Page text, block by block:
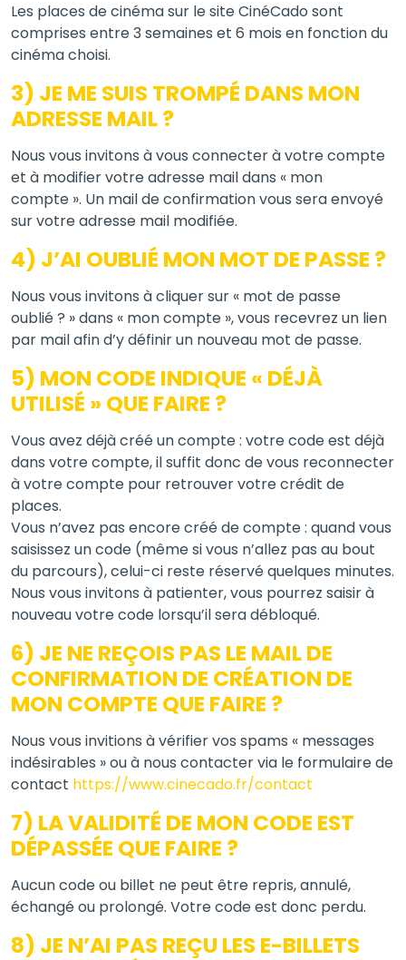
Les places de cinéma sur le site CinéCado sont
comprises entre 3 semaines et 6 mois en fonction du
cinéma choisi.
3) JE ME SUIS TROMPÉ DANS MON
ADRESSE MAIL ?
Nous vous invitons à vous connecter à votre compte
et à modifier votre adresse mail dans « mon
compte ». Un mail de confirmation vous sera envoyé
sur votre adresse mail modifiée.
4) J’AI OUBLIÉ MON MOT DE PASSE ?
Nous vous invitons à cliquer sur « mot de passe
oublié ? » dans « mon compte », vous recevrez un lien
par mail afin d’y définir un nouveau mot de passe.
5) MON CODE INDIQUE « DÉJÀ
UTILISÉ » QUE FAIRE ?
Vous avez déjà créé un compte : votre code est déjà
dans votre compte, il suffit donc de vous reconnecter
à votre compte pour retrouver votre crédit de
places.
Vous n’avez pas encore créé de compte : quand vous
saisissez un code (même si vous n’allez pas au bout
du parcours), celui-ci reste réservé quelques minutes.
Nous vous invitons à patienter, vous pourrez saisir à
nouveau votre code lorsqu’il sera débloqué.
6) JE NE REÇOIS PAS LE MAIL DE
CONFIRMATION DE CRÉATION DE
MON COMPTE QUE FAIRE ?
Nous vous invitions à vérifier vos spams « messages
indésirables » ou à nous contacter via le formulaire de
contact https://www.cinecado.fr/contact
7) LA VALIDITÉ DE MON CODE EST
DÉPASSÉE QUE FAIRE ?
Aucun code ou billet ne peut être repris, annulé,
échangé ou prolongé. Votre code est donc perdu.
8) JE N’AI PAS REÇU LES E-BILLETS